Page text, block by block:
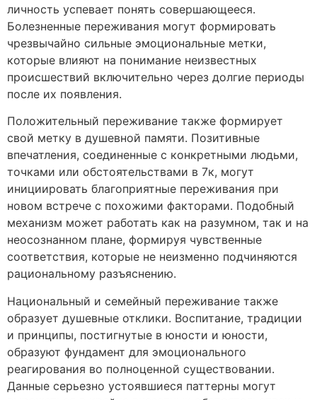
личность успевает понять совершающееся.
Болезненные переживания могут формировать
чрезвычайно сильные эмоциональные метки,
которые влияют на понимание неизвестных
происшествий включительно через долгие периоды
после их появления.
Положительный переживание также формирует
свой метку в душевной памяти. Позитивные
впечатления, соединенные с конкретными людьми,
точками или обстоятельствами в 7к, могут
инициировать благоприятные переживания при
новом встрече с похожими факторами. Подобный
механизм может работать как на разумном, так и на
неосознанном плане, формируя чувственные
соответствия, которые не неизменно подчиняются
рациональному разъяснению.
Национальный и семейный переживание также
образует душевные отклики. Воспитание, традиции
и принципы, постигнутые в юности и юности,
образуют фундамент для эмоционального
реагирования во полноценной существовании.
Данные серьезно устоявшиеся паттерны могут